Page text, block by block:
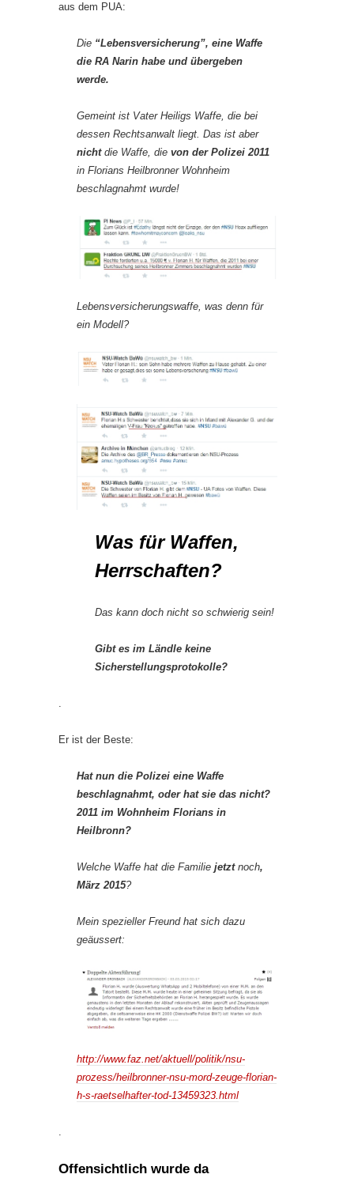
aus dem PUA:
Die “Lebensversicherung”, eine Waffe
die RA Narin habe und übergeben
werde.
Gemeint ist Vater Heiligs Waffe, die bei
dessen Rechtsanwalt liegt. Das ist aber
nichtdie Waffe, die von der Polizei 2011
in Florians Heilbronner Wohnheim
beschlagnahmt wurde!
Lebensversicherungswaffe, was denn für
ein Modell?
Was für Waffen,
Herrschaften?
Das kann doch nicht so schwierig sein!
Gibt es im Ländle keine
Sicherstellungsprotokolle?
Er ist der Beste:
Hat nun die Polizei eine Waffe
beschlagnahmt, oder hat sie das nicht?
2011 im Wohnheim Florians in
Heilbronn?
Welche Waffe hat die Familie jetzt noch,
März 2015?
Mein spezieller Freund hat sich dazu
geäussert:
http://www.faz.net/aktuell/politik/nsu-
prozess/heilbronner-nsu-mord-zeuge-florian-
h-s-raetselhafter-tod-13459323.html
.
Offensichtlich wurde da